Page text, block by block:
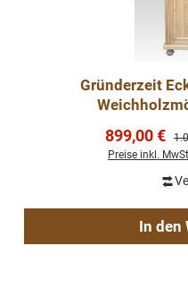
Gründerzeit
899,00 €
Preise inkl.
In den